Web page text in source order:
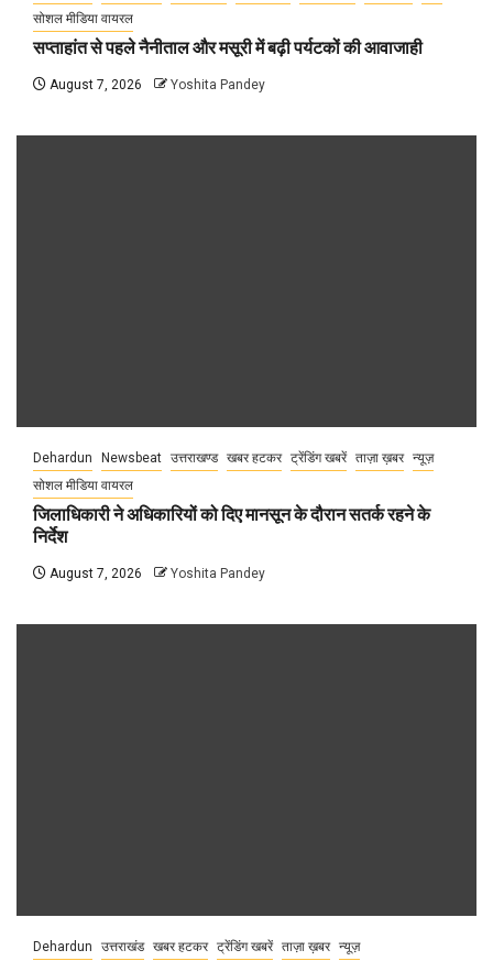
सोशल मीडिया वायरल
सप्ताहांत से पहले नैनीताल और मसूरी में बढ़ी पर्यटकों की आवाजाही
August 7, 2026 Yoshita Pandey
Dehardun Newsbeat उत्तराखण्ड खबर हटकर ट्रेंडिंग खबरें ताज़ा ख़बर न्यूज़
सोशल मीडिया वायरल
जिलाधिकारी ने अधिकारियों को दिए मानसून के दौरान सतर्क रहने के
निर्देश
August 7, 2026 Yoshita Pandey
Dehardun उत्तराखंड खबर हटकर ट्रेंडिंग खबरें ताज़ा ख़बर न्यूज़